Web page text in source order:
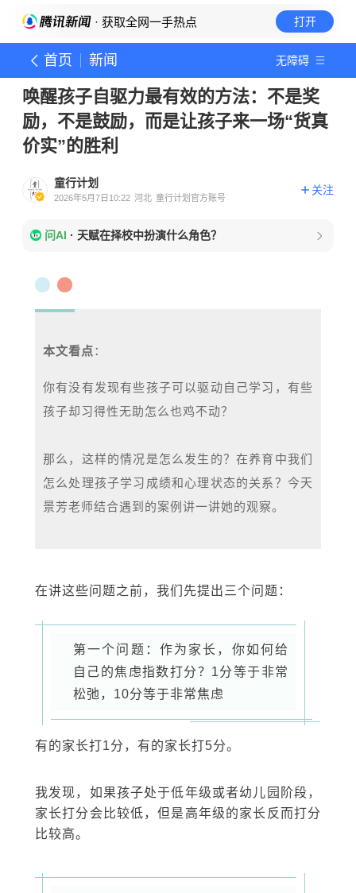
· 获取全网一手热点 打开
首页 新闻 无障碍
唤醒孩子自驱力最有效的方法：不是奖
励，不是鼓励，而是让孩子来一场“货真
价实”的胜利
童行计划
2026年5月7日10:22 河北 童行计划官方账号
关注
问AI · 天赋在择校中扮演什么角色？
本文看点：
你有没有发现有些孩子可以驱动自己学习，有些
孩子却习得性无助怎么也鸡不动？
那么，这样的情况是怎么发生的？在养育中我们
怎么处理孩子学习成绩和心理状态的关系？今天
景芳老师结合遇到的案例讲一讲她的观察。
在讲这些问题之前，我们先提出三个问题：
第一个问题：作为家长，你如何给
自己的焦虑指数打分？1分等于非常
松弛，10分等于非常焦虑
有的家长打1分，有的家长打5分。
我发现，如果孩子处于低年级或者幼儿园阶段，
家长打分会比较低，但是高年级的家长反而打分
比较高。